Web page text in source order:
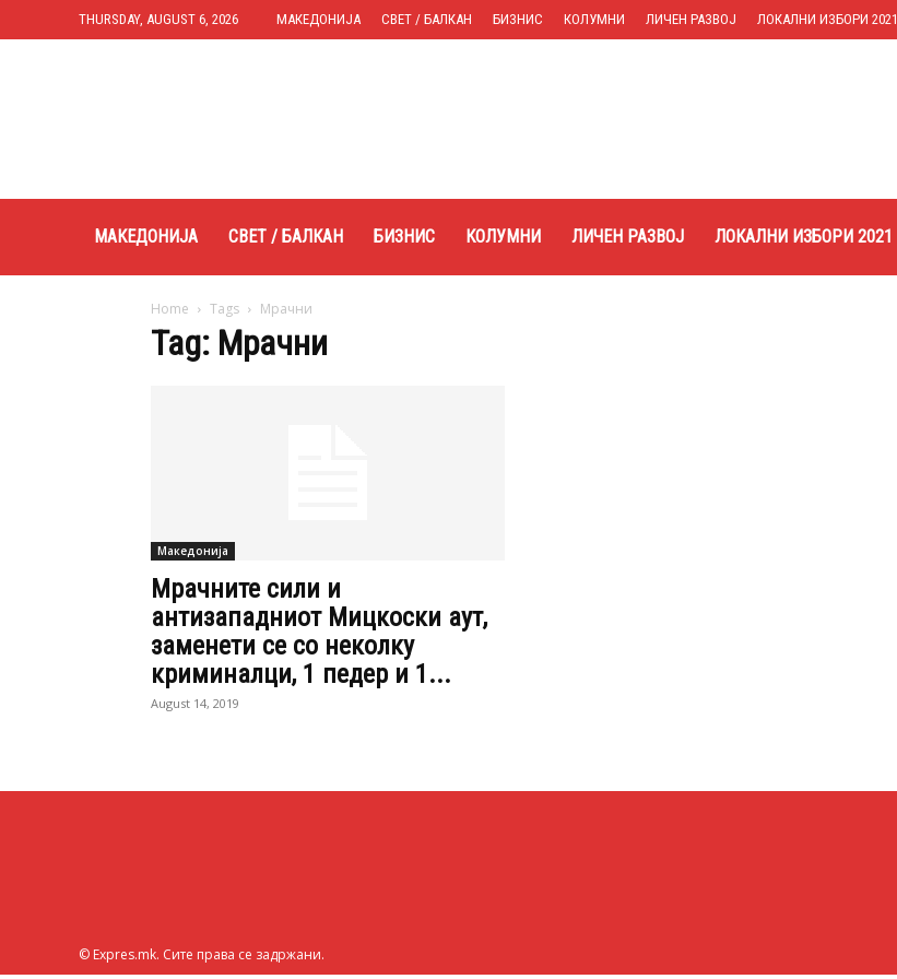
THURSDAY, AUGUST 6, 2026 МАКЕДОНИЈА СВЕТ / БАЛКАН БИЗНИС КОЛУМНИ ЛИЧЕН РАЗВОЈ ЛОКАЛНИ ИЗБОРИ 2021
МАКЕДОНИЈА СВЕТ / БАЛКАН БИЗНИС КОЛУМНИ ЛИЧЕН РАЗВОЈ ЛОКАЛНИ ИЗБОРИ 2021
Home Tags Мрачни
Tag: Мрачни
Македонија
Мрачните сили и
антизападниот Мицкоски аут,
заменети се со неколку
криминалци, 1 педер и 1...
August 14, 2019
© Expres.mk. Сите права се задржани.